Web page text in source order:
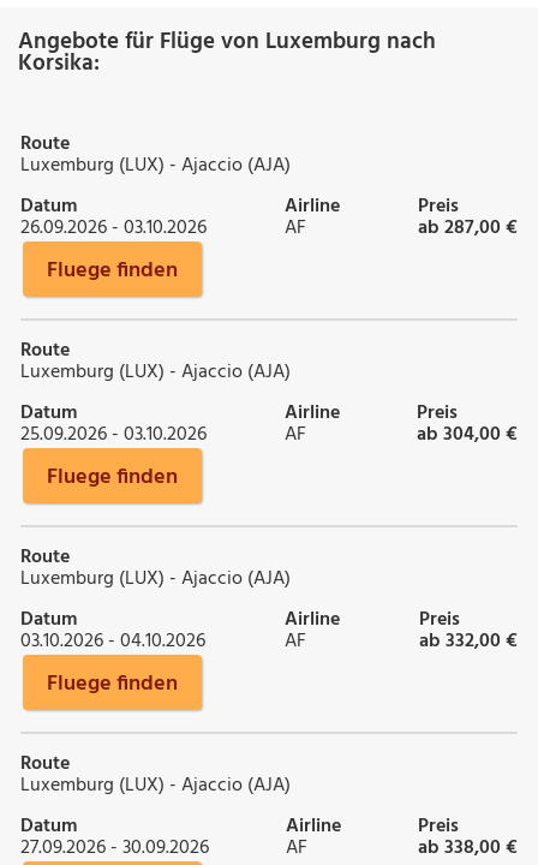
Angebote für Flüge von Luxemburg nach
Korsika:
Route
Luxemburg (LUX) - Ajaccio (AJA)
Datum
26.09.2026 - 03.10.2026
Airline
AF
Preis
ab 287,00 €
Fluege finden
Route
Luxemburg (LUX) - Ajaccio (AJA)
Datum
25.09.2026 - 03.10.2026
Airline
AF
Preis
ab 304,00 €
Fluege finden
Route
Luxemburg (LUX) - Ajaccio (AJA)
Datum
03.10.2026 - 04.10.2026
Airline
AF
Preis
ab 332,00 €
Fluege finden
Route
Luxemburg (LUX) - Ajaccio (AJA)
Datum
27.09.2026 - 30.09.2026
Airline
AF
Preis
ab 338,00 €